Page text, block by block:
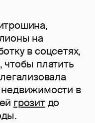
на
в соцсетях,
чтобы платить
недвижимости в
грозитдо